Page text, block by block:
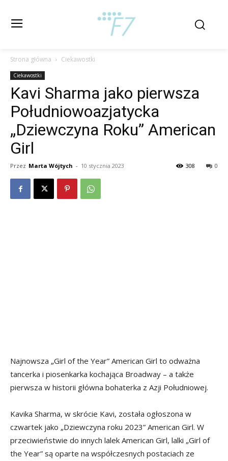
Strona główna Ciekawostki
Ciekawostki
Kavi Sharma jako pierwsza
Południowoazjatycka
„Dziewczyna Roku” American
Girl
Przez Marta Wójtych - 10 stycznia 2023 0
308
Najnowsza „Girl of the Year” American Girl to odważna
tancerka i piosenkarka kochająca Broadway – a także
pierwsza w historii główna bohaterka z Azji Południowej.
Kavika Sharma, w skrócie Kavi, została ogłoszona w
czwartek jako „Dziewczyna roku 2023” American Girl. W
przeciwieństwie do innych lalek American Girl, lalki „Girl of
the Year” są oparte na współczesnych postaciach ze